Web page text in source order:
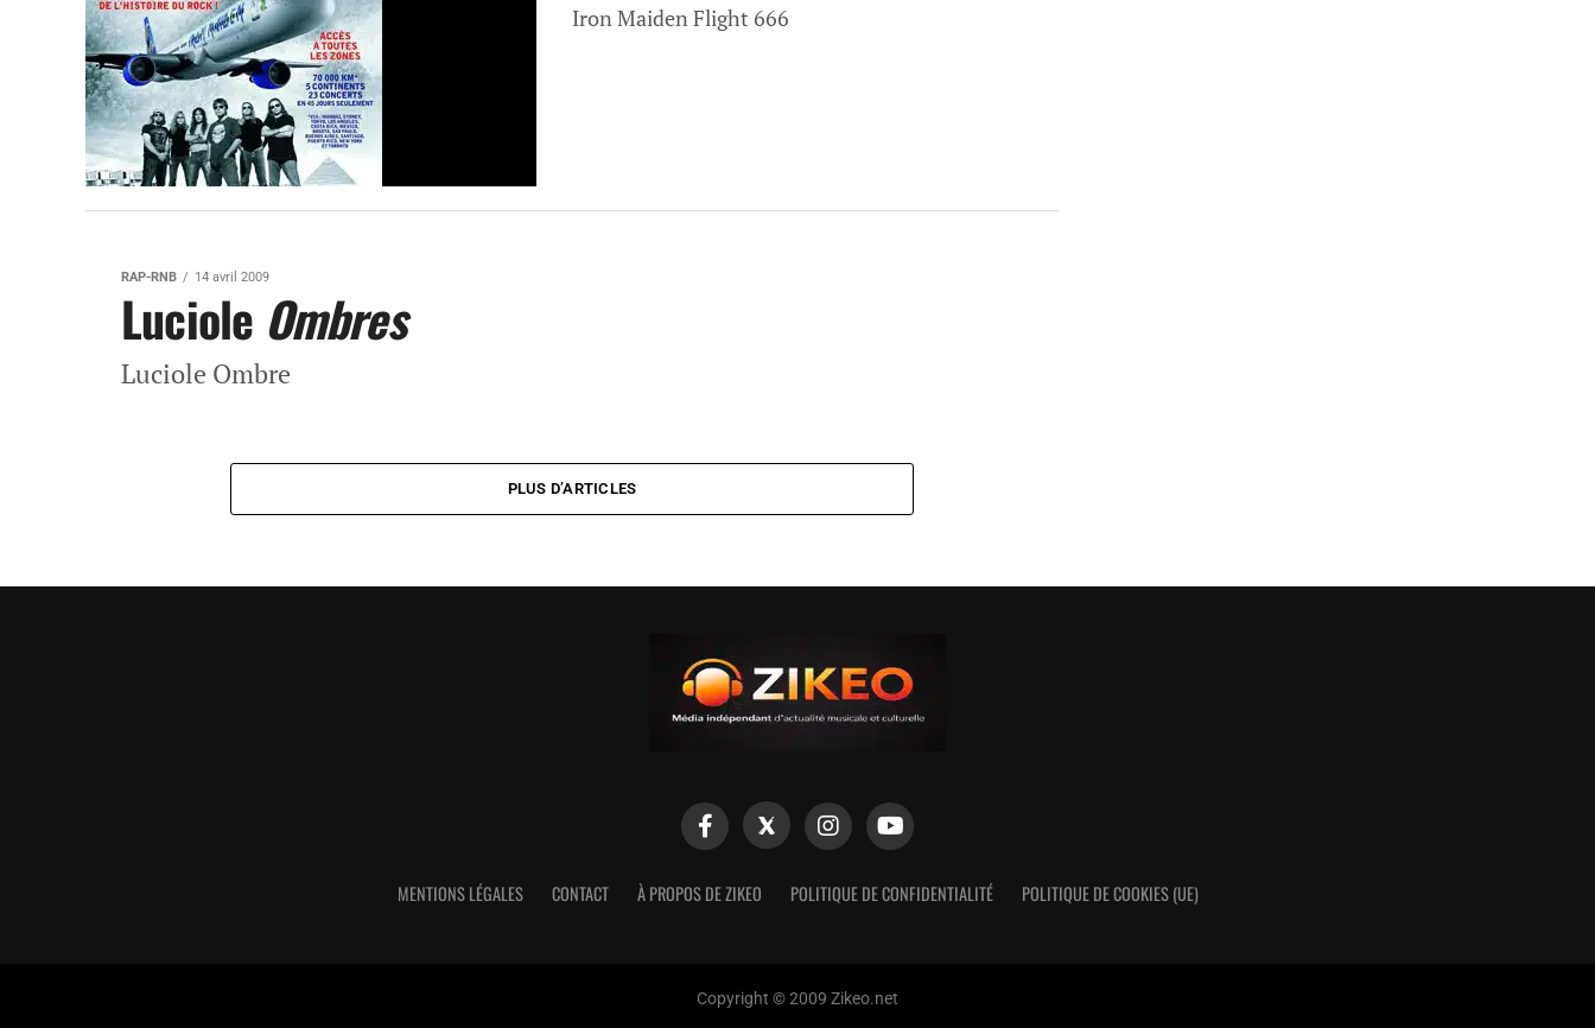
Iron Maiden Flight 666
RAP-RNB 14 avril 2009
Luciole Ombres
Luciole Ombre
PLUS D’ARTICLES
MENTIONS LÉGALES CONTACT À PROPOS DE ZIKEO POLITIQUE DE CONFIDENTIALITÉ POLITIQUE DE COOKIES (UE)
Copyright © 2009 Zikeo.net